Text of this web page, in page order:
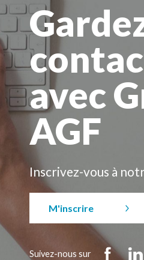
avec
AGF
Inscrivez-vous à
M'inscrire
Suivez-nous sur